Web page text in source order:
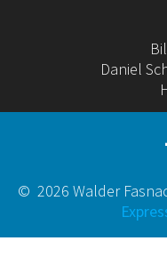
Daniel
© 2026 Walder